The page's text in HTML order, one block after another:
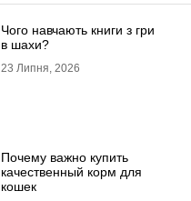
Чого навчають книги з гри
в шахи?
23 Липня, 2026
Почему важно купить
качественный корм для
кошек